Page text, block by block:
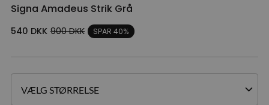
Signa Amadeus Strik Grå
540 DKK 900DKK SPAR 40%